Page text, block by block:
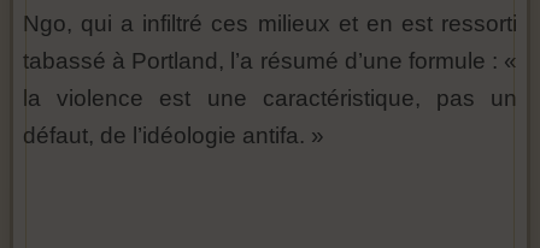
Ngo, qui a infiltré ces milieux et en est ressorti
tabassé à Portland, l’a résumé d’une formule : «
la violence est une caractéristique, pas un
défaut, de l’idéologie antifa. »